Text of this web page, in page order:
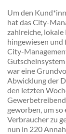
Um den
hat das City-
zahlreiche,
hingewiesen und
City-
war eine
Abwicklung der
den letzten
geworben, um
Verbraucher zu
nun in 220